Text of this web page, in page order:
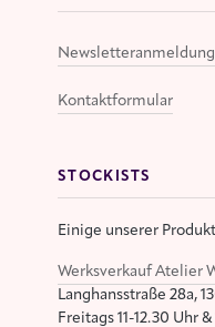
Newsletteranmeldung
Kontaktformular
STOCKISTS
Einige unserer
Werksverkauf Atelier
Langhansstraße 28a,
Freitags 11-12.30 Uhr &